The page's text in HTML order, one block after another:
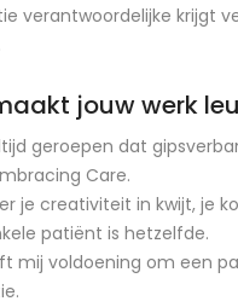
verantwoordelijke krijgt
jouw werk
geroepen dat
Care.
je creativiteit in kwijt, je
patiënt is hetzelfde.
mij voldoening om een